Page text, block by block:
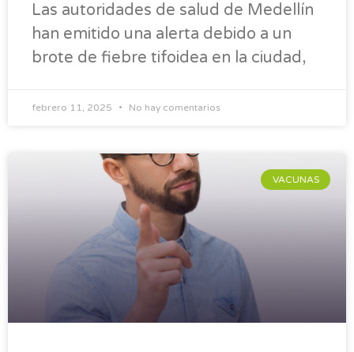
Las autoridades de salud de Medellín
han emitido una alerta debido a un
brote de fiebre tifoidea en la ciudad,
febrero 11, 2025 No hay comentarios
VACUNAS